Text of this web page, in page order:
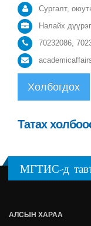
Сургалт,
Налайх
70232086,
Холбогдох
Татах
МГТИС-д
АЛСЫН ХАРАА